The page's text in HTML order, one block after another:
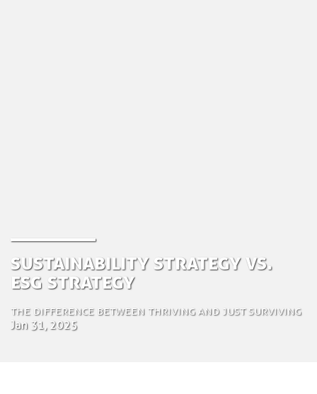
Sustainability Strategy vs.
ESG Strategy
The Difference Between Thriving and Just Surviving
Jan 31, 2025